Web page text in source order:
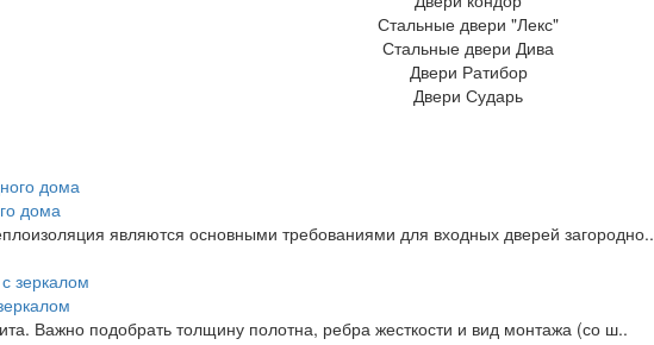
дома
являются основными требованиями для входных дверей загородно..
Важно подобрать толщину полотна, ребра жесткости и вид монтажа (со ш..